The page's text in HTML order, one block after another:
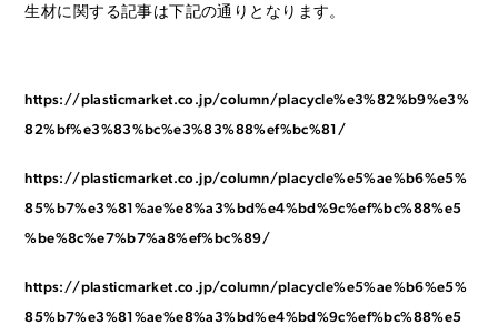
生材に関する記事は下記の通りとなります。
https://plasticmarket.co.jp/column/placycle%e3%82%b9%e3%
82%bf%e3%83%bc%e3%83%88%ef%bc%81/
https://plasticmarket.co.jp/column/placycle%e5%ae%b6%e5%
85%b7%e3%81%ae%e8%a3%bd%e4%bd%9c%ef%bc%88%e5
%be%8c%e7%b7%a8%ef%bc%89/
https://plasticmarket.co.jp/column/placycle%e5%ae%b6%e5%
85%b7%e3%81%ae%e8%a3%bd%e4%bd%9c%ef%bc%88%e5